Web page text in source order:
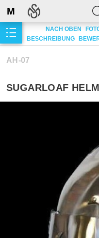
M
NACH OBEN
BESCHREIBUNG
AH-07
SUGARLOAF HELM